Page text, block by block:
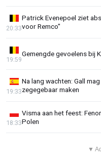
Patrick Evenepoel ziet
voor Remco"
20:33
Gemengde gevoelens bij
19:59
Na lang wachten: Gall
zegegebaar maken
19:33
Visma aan het feest:
Polen
18:33
▼